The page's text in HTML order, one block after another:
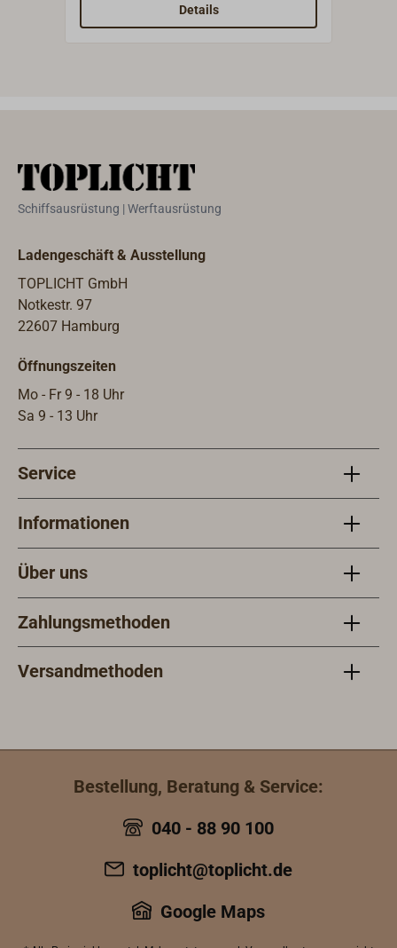
Details
Schiffsausrüstung | Werftausrüstung
Ladengeschäft & Ausstellung
TOPLICHT GmbH
Notkestr. 97
22607 Hamburg
Öffnungszeiten
Mo - Fr 9 - 18 Uhr
Sa 9 - 13 Uhr
Service
Informationen
Über uns
Zahlungsmethoden
Versandmethoden
Bestellung, Beratung & Service:
040 - 88 90 100
toplicht@toplicht.de
Google Maps